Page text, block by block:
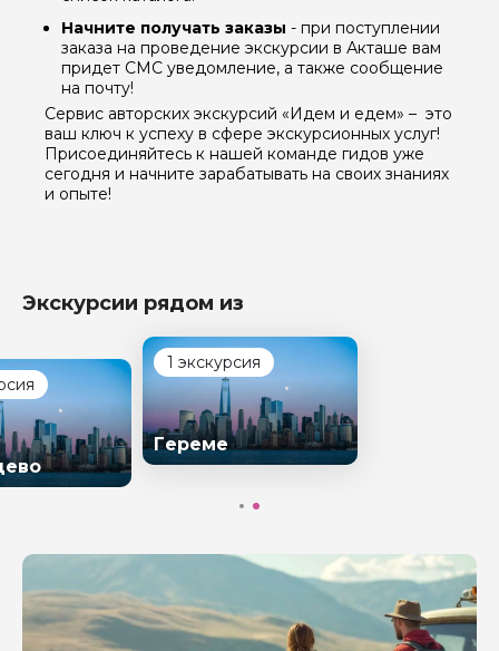
Начните получать заказы - при поступлении
заказа на проведение экскурсии в Акташе вам
придет СМС уведомление, а также сообщение
на почту!
Сервис авторских экскурсий «Идем и едем» – это
ваш ключ к успеху в сфере экскурсионных услуг!
Присоединяйтесь к нашей команде гидов уже
сегодня и начните зарабатывать на своих знаниях
и опыте!
Экскурсии рядом из
1 экскурсия
Гереме